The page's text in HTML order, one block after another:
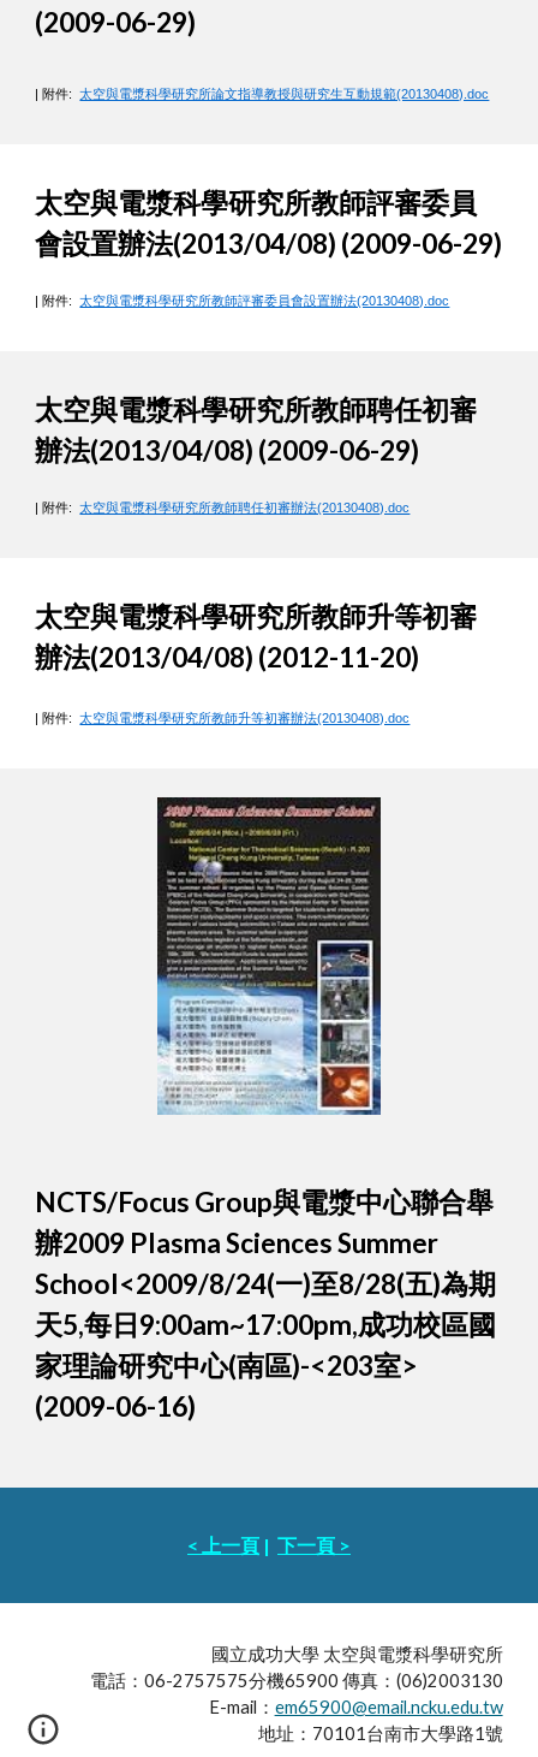
(2009-06-29)
| 附件:太空與電漿科學研究所論文指導教授與研究生互動規範(20130408).doc
太空與電漿科學研究所教師評審委員
會設置辦法(2013/04/08) (2009-06-29)
| 附件:太空與電漿科學研究所教師評審委員會設置辦法(20130408).doc
太空與電漿科學研究所教師聘任初審
辦法(2013/04/08) (2009-06-29)
| 附件:太空與電漿科學研究所教師聘任初審辦法(20130408).doc
太空與電漿科學研究所教師升等初審
辦法(2013/04/08) (2012-11-20)
| 附件:太空與電漿科學研究所教師升等初審辦法(20130408).doc
NCTS/Focus Group與電漿中心聯合舉
辦2009 Plasma Sciences Summer
School<2009/8/24(一)至8/28(五)為期
天5,每日9:00am~17:00pm,成功校區國
家理論研究中心(南區)-<203室>
(2009-06-16)
< 上一頁 | 下一頁 >
國立成功大學 太空與電漿科學研究所
電話：06-2757575分機65900 傳真：(06)2003130
E-mail： em65900@email.ncku.edu.tw
地址：70101台南市大學路1號